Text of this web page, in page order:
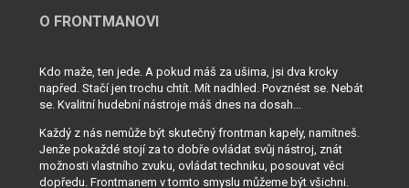
O FRONTMANOVI
Kdo maže, ten jede. A pokud máš za ušima, jsi dva kroky
napřed. Stačí jen trochu chtít. Mít nadhled. Povznést se. Nebát
se. Kvalitní hudební nástroje máš dnes na dosah...
Každý z nás nemůže být skutečný frontman kapely, namítneš.
Jenže pokaždé stojí za to dobře ovládat svůj nástroj, znát
možnosti vlastního zvuku, ovládat techniku, posouvat věci
dopředu. Frontmanem v tomto smyslu můžeme být všichni.